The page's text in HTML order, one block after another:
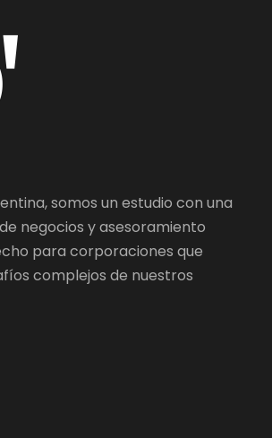
somos un estudio con una
negocios y asesoramiento
para corporaciones que
complejos de nuestros